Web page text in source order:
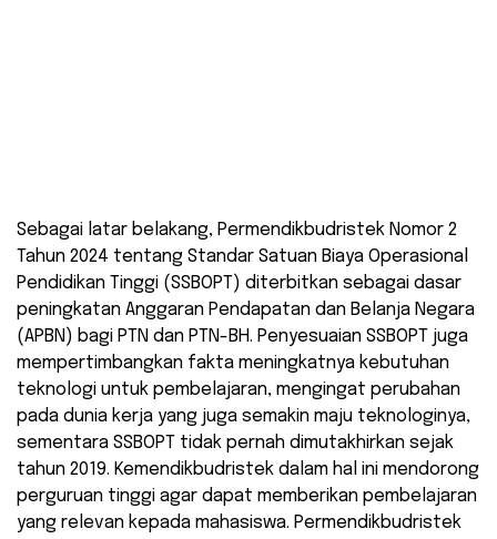
Sebagai latar belakang, Permendikbudristek Nomor 2
Tahun 2024 tentang Standar Satuan Biaya Operasional
Pendidikan Tinggi (SSBOPT) diterbitkan sebagai dasar
peningkatan Anggaran Pendapatan dan Belanja Negara
(APBN) bagi PTN dan PTN-BH. Penyesuaian SSBOPT juga
mempertimbangkan fakta meningkatnya kebutuhan
teknologi untuk pembelajaran, mengingat perubahan
pada dunia kerja yang juga semakin maju teknologinya,
sementara SSBOPT tidak pernah dimutakhirkan sejak
tahun 2019. Kemendikbudristek dalam hal ini mendorong
perguruan tinggi agar dapat memberikan pembelajaran
yang relevan kepada mahasiswa. Permendikbudristek